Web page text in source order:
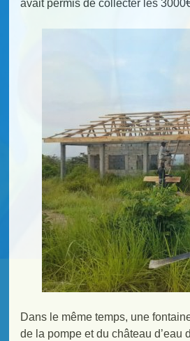
avait permis de collecter les
Dans le même temps, une
de la pompe et du château